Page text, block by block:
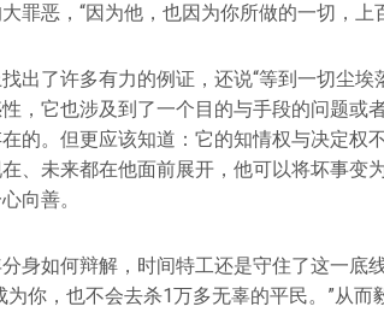
罪恶，“因为他，也因为你所做的一切，上
出了许多有力的例证，还说“等到一切尘
，它也涉及到了一个目的与手段的问题或
的。但更应该知道：它的知情权与决定权
、未来都在他面前展开，他可以将坏事变
向善。
身如何辩解，时间特工还是守住了这一底
为你，也不会去杀1万多无辜的平民。”从而